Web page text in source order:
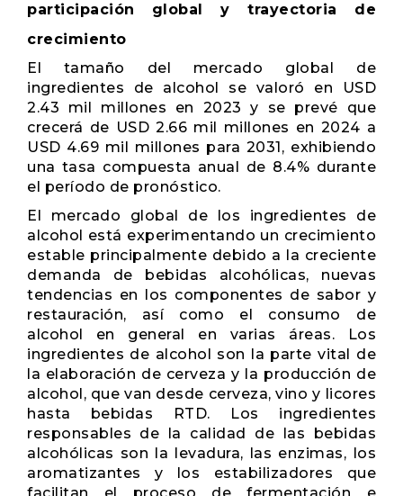
participación global y trayectoria de
crecimiento
El tamaño del mercado global de
ingredientes de alcohol se valoró en USD
2.43 mil millones en 2023 y se prevé que
crecerá de USD 2.66 mil millones en 2024 a
USD 4.69 mil millones para 2031, exhibiendo
una tasa compuesta anual de 8.4% durante
el período de pronóstico.
El mercado global de los ingredientes de
alcohol está experimentando un crecimiento
estable principalmente debido a la creciente
demanda de bebidas alcohólicas, nuevas
tendencias en los componentes de sabor y
restauración, así como el consumo de
alcohol en general en varias áreas. Los
ingredientes de alcohol son la parte vital de
la elaboración de cerveza y la producción de
alcohol, que van desde cerveza, vino y licores
hasta bebidas RTD. Los ingredientes
responsables de la calidad de las bebidas
alcohólicas son la levadura, las enzimas, los
aromatizantes y los estabilizadores que